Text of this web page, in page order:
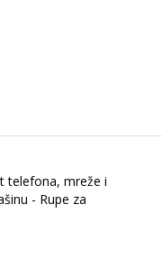
telefona, mreže i
- Rupe za